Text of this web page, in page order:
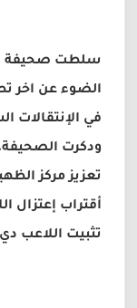
سلطت صحيفة
الضوء عن اخر
في الإنتقالات
ودكرت
تعزيز مركز
أقتراب إعتزال
تثبيت اللاعب